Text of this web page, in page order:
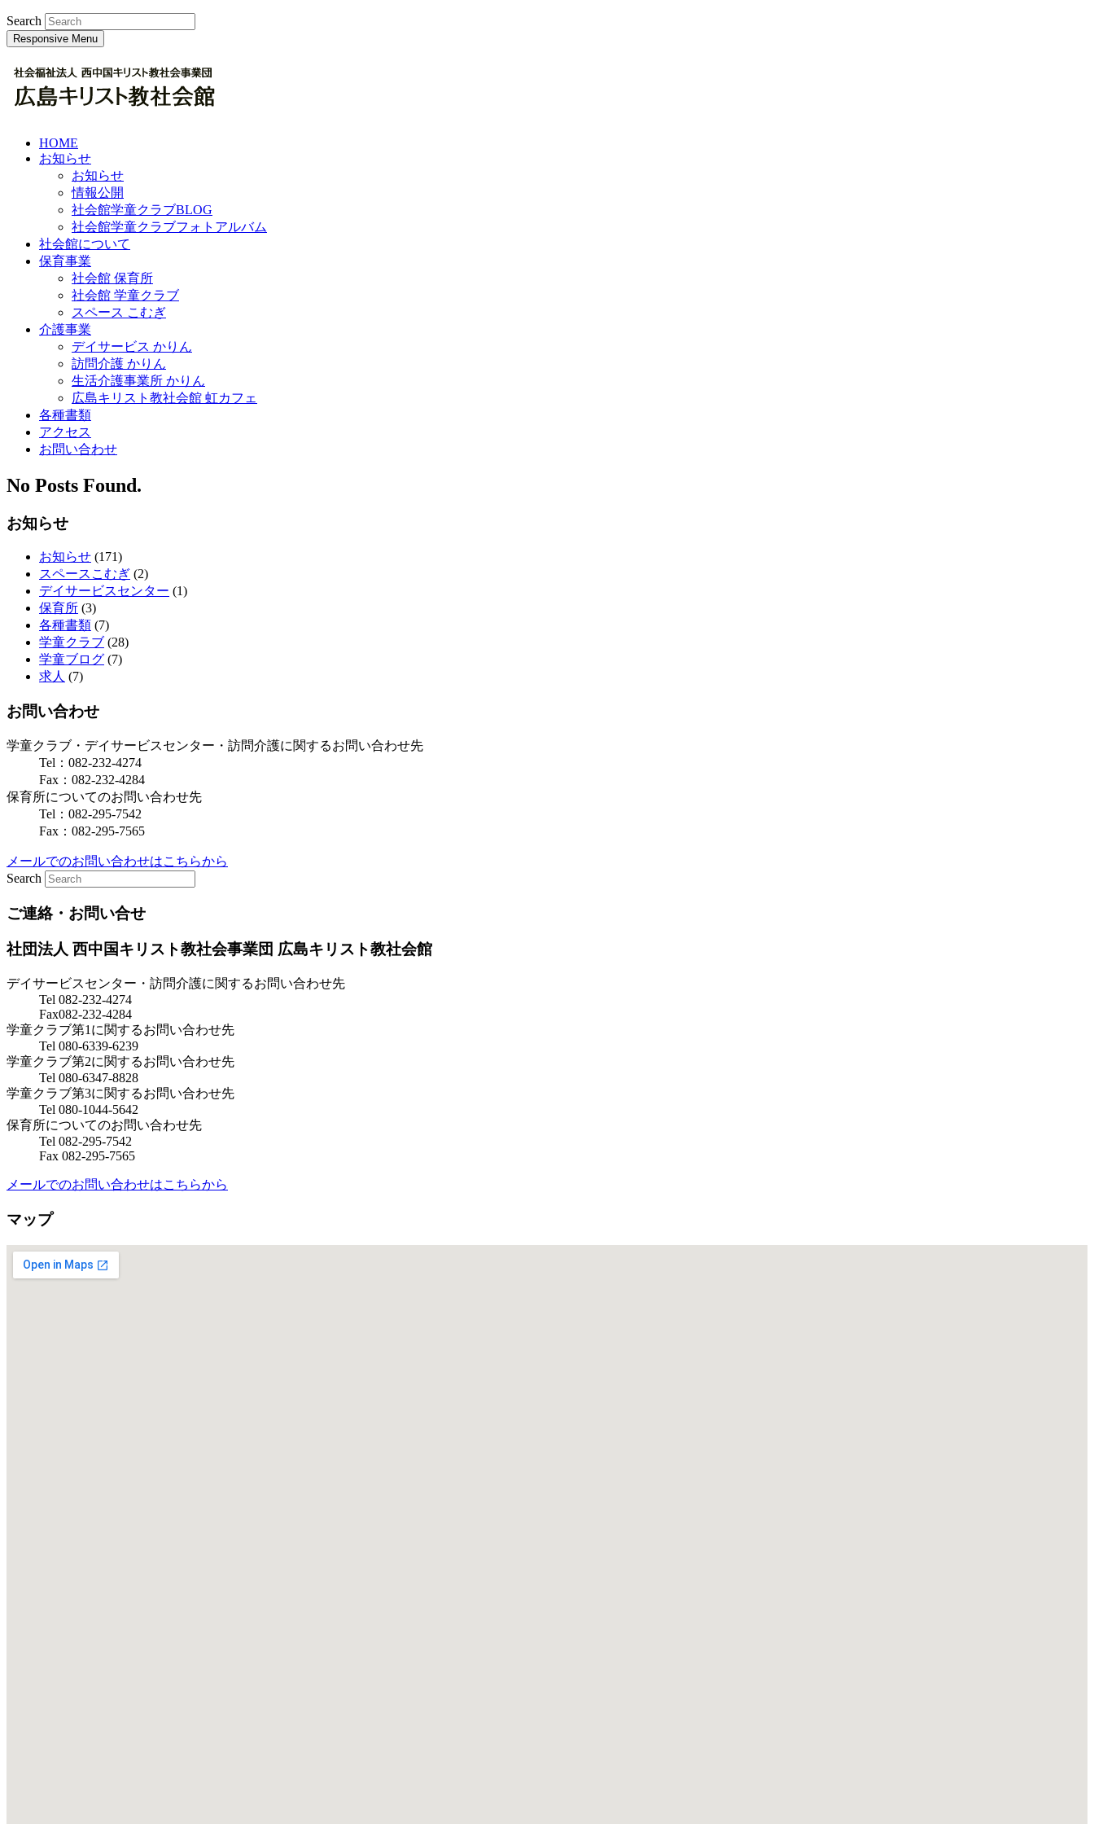
Search
Responsive Menu
HOME
お知らせ
お知らせ
情報公開
社会館学童クラブBLOG
社会館学童クラブフォトアルバム
社会館について
保育事業
社会館 保育所
社会館 学童クラブ
スペース こむぎ
介護事業
デイサービス かりん
訪問介護 かりん
生活介護事業所 かりん
広島キリスト教社会館 虹カフェ
各種書類
アクセス
お問い合わせ
No Posts Found.
お知らせ
お知らせ (171)
スペースこむぎ (2)
デイサービスセンター (1)
保育所 (3)
各種書類 (7)
学童クラブ (28)
学童ブログ (7)
求人 (7)
お問い合わせ
学童クラブ・デイサービスセンター・訪問介護に関するお問い合わせ先
Tel：082-232-4274
Fax：082-232-4284
保育所についてのお問い合わせ先
Tel：082-295-7542
Fax：082-295-7565
メールでのお問い合わせはこちらから
Search
ご連絡・お問い合せ
社団法人 西中国キリスト教社会事業団 広島キリスト教社会館
デイサービスセンター・訪問介護に関するお問い合わせ先
Tel 082-232-4274
Fax082-232-4284
学童クラブ第1に関するお問い合わせ先
Tel 080-6339-6239
学童クラブ第2に関するお問い合わせ先
Tel 080-6347-8828
学童クラブ第3に関するお問い合わせ先
Tel 080-1044-5642
保育所についてのお問い合わせ先
Tel 082-295-7542
Fax 082-295-7565
メールでのお問い合わせはこちらから
マップ